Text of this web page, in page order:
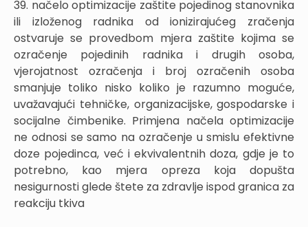
39. načelo optimizacije zaštite pojedinog stanovnika
ili izloženog radnika od ionizirajućeg zračenja
ostvaruje se provedbom mjera zaštite kojima se
ozračenje pojedinih radnika i drugih osoba,
vjerojatnost ozračenja i broj ozračenih osoba
smanjuje toliko nisko koliko je razumno moguće,
uvažavajući tehničke, organizacijske, gospodarske i
socijalne čimbenike. Primjena načela optimizacije
ne odnosi se samo na ozračenje u smislu efektivne
doze pojedinca, već i ekvivalentnih doza, gdje je to
potrebno, kao mjera opreza koja dopušta
nesigurnosti glede štete za zdravlje ispod granica za
reakciju tkiva